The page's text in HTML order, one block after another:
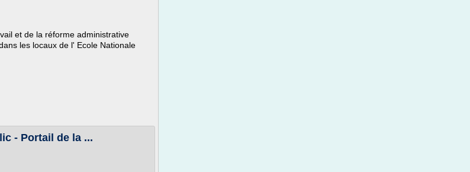
et de la réforme administrative
les locaux de l' Ecole Nationale
- Portail de la ...